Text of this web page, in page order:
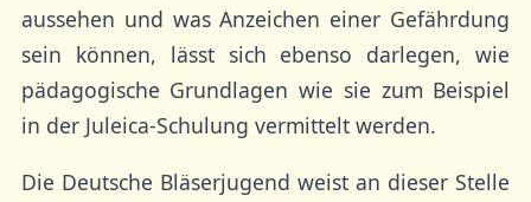
aussehen und was Anzeichen einer Gefährdung
sein können, lässt sich ebenso darlegen, wie
pädagogische Grundlagen wie sie zum Beispiel
in der Juleica-Schulung vermittelt werden.
Die Deutsche Bläserjugend weist an dieser Stelle